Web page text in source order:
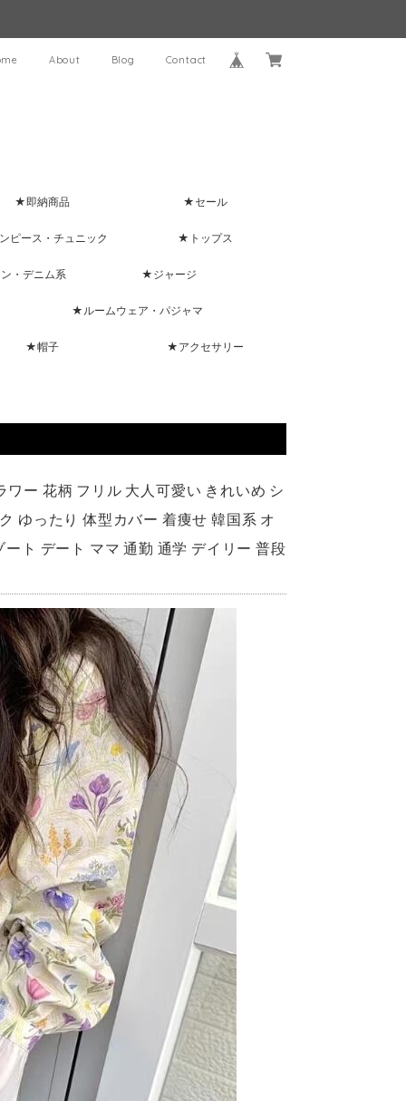
About Blog Contact
★即納商品 ★セール
ピース・チュニック ★トップス
・デニム系 ★ジャージ
★ルームウェア・パジャマ
★帽子 ★アクセサリー
ワー 花柄 フリル 大人可愛い きれいめ シ
ゆったり 体型カバー 着痩せ 韓国系 オ
ト デート ママ 通勤 通学 デイリー 普段